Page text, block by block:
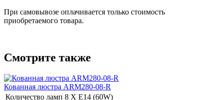
При самовывозе оплачивается только стоимость
приобретаемого товара.
Смотрите также
Кованная люстра ARM280-08-R
Количество ламп 8 Х E14 (60W)